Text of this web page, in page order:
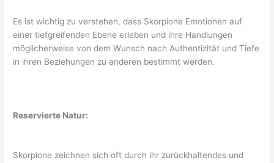
Es ist wichtig zu verstehen, dass Skorpione Emotionen auf
einer tiefgreifenden Ebene erleben und ihre Handlungen
möglicherweise von dem Wunsch nach Authentizität und Tiefe
in ihren Beziehungen zu anderen bestimmt werden.
Reservierte Natur:
Skorpione zeichnen sich oft durch ihr zurückhaltendes und